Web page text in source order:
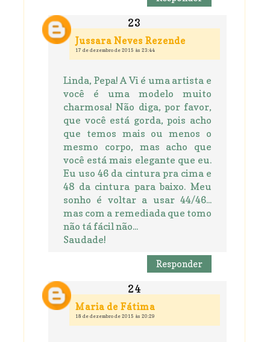
Jussara Neves Rezende
17 de dezembro de 2015 às 23:44
Linda, Pepa! A Vi é uma artista e
você é uma modelo muito
charmosa! Não diga, por favor,
que você está gorda, pois acho
que temos mais ou menos o
mesmo corpo, mas acho que
você está mais elegante que eu.
Eu uso 46 da cintura pra cima e
48 da cintura para baixo. Meu
sonho é voltar a usar 44/46...
mas com a remediada que tomo
não tá fácil não...
Saudade!
Responder
Maria de Fátima
18 de dezembro de 2015 às 20:29